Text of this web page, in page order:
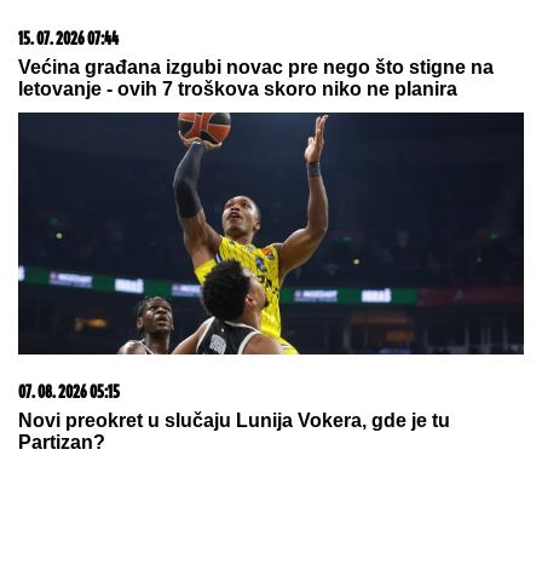
15. 07. 2026 07:44
Većina građana izgubi novac pre nego što stigne na
letovanje - ovih 7 troškova skoro niko ne planira
07. 08. 2026 05:15
Novi preokret u slučaju Lunija Vokera, gde je tu
Partizan?